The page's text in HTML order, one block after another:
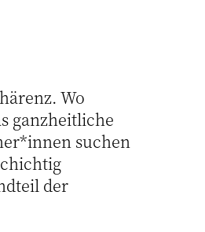
Wo
ganzheitliche
suchen
der